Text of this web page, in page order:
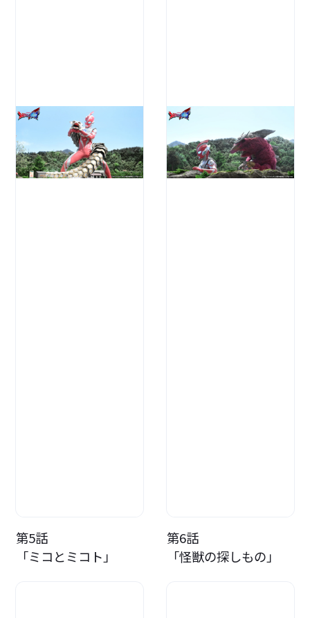
第5話
「ミコとミコト」
第6話
「怪獣の探しもの」